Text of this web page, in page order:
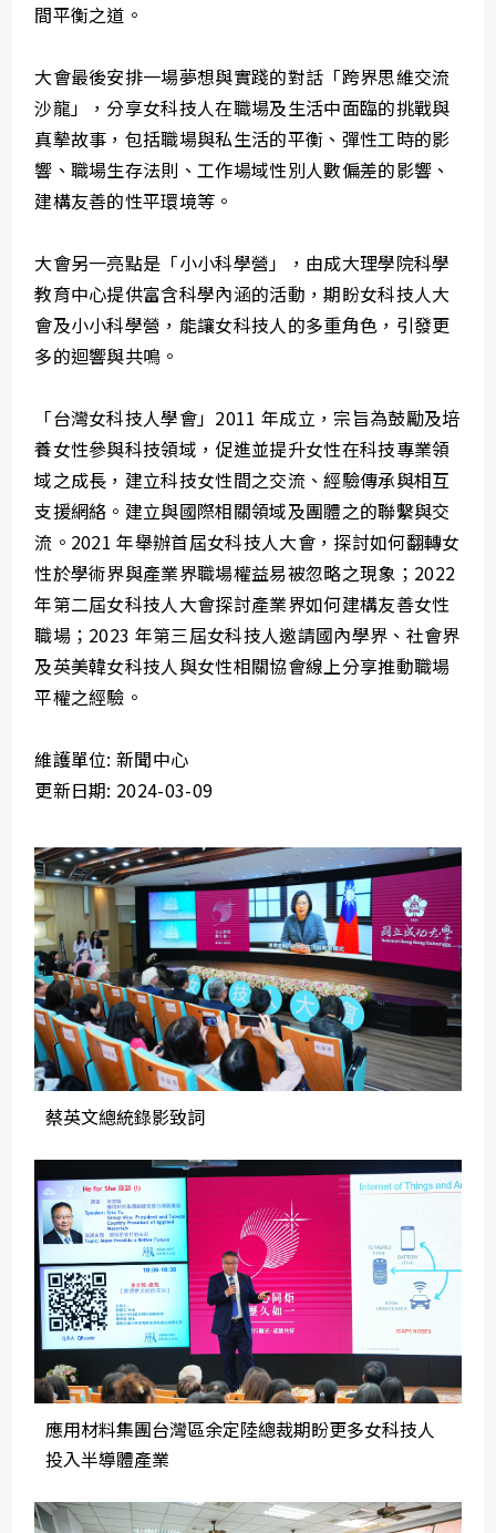
間平衡之道。
大會最後安排一場夢想與實踐的對話「跨界思維交流
沙龍」，分享女科技人在職場及生活中面臨的挑戰與
真摰故事，包括職場與私生活的平衡、彈性工時的影
響、職場生存法則、工作場域性別人數偏差的影響、
建構友善的性平環境等。
大會另一亮點是「小小科學營」，由成大理學院科學
教育中心提供富含科學內涵的活動，期盼女科技人大
會及小小科學營，能讓女科技人的多重角色，引發更
多的迴響與共鳴。
「台灣女科技人學會」2011 年成立，宗旨為鼓勵及培
養女性參與科技領域，促進並提升女性在科技專業領
域之成長，建立科技女性間之交流、經驗傳承與相互
支援網絡。建立與國際相關領域及團體之的聯繫與交
流。2021 年舉辦首屆女科技人大會，探討如何翻轉女
性於學術界與產業界職場權益易被忽略之現象；2022
年第二屆女科技人大會探討產業界如何建構友善女性
職場；2023 年第三屆女科技人邀請國內學界、社會界
及英美韓女科技人與女性相關協會線上分享推動職場
平權之經驗。
維護單位: 新聞中心
更新日期: 2024-03-09
蔡英文總統錄影致詞
應用材料集團台灣區余定陸總裁期盼更多女科技人
投入半導體產業